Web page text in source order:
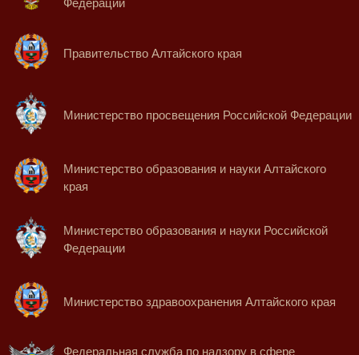
Федерации
Правительство Алтайского края
Министерство просвещения Российской Федерации
Министерство образования и науки Алтайского
края
Министерство образования и науки Российской
Федерации
Министерство здравоохранения Алтайского края
Федеральная служба по надзору в сфере